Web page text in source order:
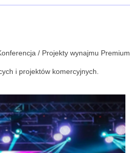
/ Projekty wynajmu Premium
i projektów komercyjnych.